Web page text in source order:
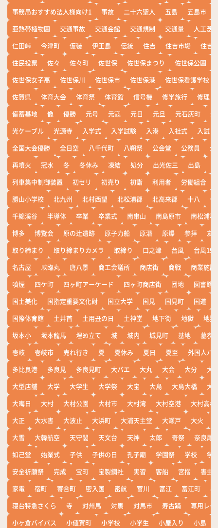
事務局おすすめ法人様向け1
事故 二十六聖人 五島 五島市
亜熱帯植物園
交通事故 交通会館 交通規制 交通量
人工芝
仁田峠
今津町 仮装 伊王島 伝統 住吉 住吉市場
住吉
住民投票
佐々 佐々町 佐世保 佐世保まつり 佐世保公園
佐世保女子高
佐世保川 佐世保市 佐世保港
佐世保看護学校
佐賀県
体育大会 体育祭 体育館 信号機 修学旅行
修理
備蓄基地
像 優勝 元号 元寇 元日 元旦 元石灰町
光ケーブル
光源寺 入学式 入学試験 入港 入社式
入試
全国大会優勝
全日空 八千代町 八朔祭 公会堂 公務員
公
再噴火
冠水 冬 冬休み 凍結 処分 出光佐三 出島
列車集中制御装置
初セリ 初売り 初詣 利用者 労働組合
勝山小学校
北九州 北村西望 北松浦郡 北高来郡 十八
十
千綿渓谷
半導体 卒業 卒業式 南串山 南島原市
南松浦郡
博多
博覧会 原の辻遺跡 原子力船 原潜 原爆 参拝
友
取り締まり
取り締まりカメラ 取締り 口之津 台風
台風19
名古屋
咸臨丸 唐八景 商工会議所 商店街 商戦
商業施設
噴煙
四ケ町 四ヶ町アーケード 四ヶ町商店街 団地
図書館
国土美化
国指定重要文化財 国立大学 国見 国見町 国道
国際体育館
土井首 土用丑の日 土神堂 地下街 地獄
地獄
坂本小
坂本龍馬 埋め立て 城 城内 城見町 基地
墓参
壱岐
壱岐市 売れ行き 夏 夏休み 夏日 夏至
外国人バ
多比良港
多良見 多良見町 大バエ 大丸 大会 大分
大
大型店舗
大学 大学生 大学祭 大宝 大島 大島大橋
大
大晦日
大村 大村公園 大村市 大村湾 大村空港
大村高校
大正
大水害 大波止 大浜町 大浦天主堂 大瀬戸 大火
大雪
大韓航空 天守閣 天文台 天神 太郎 奇祭
奈良尾
如己堂
始業式 子供 子供の日 孔子廟 学園祭 学校
学
安全祈願祭
完成 宝町 宝製鋼社 実習 客船 宮摺
害虫
家電
宿町 寄合町 密入国 密航 富川 富江 富江町
寝台特急さくら
寺 対州馬 対馬 対馬市 寿古踊
専用レー
小ヶ倉バイパス
小値賀町 小学校 小学生 小屋入り 小島